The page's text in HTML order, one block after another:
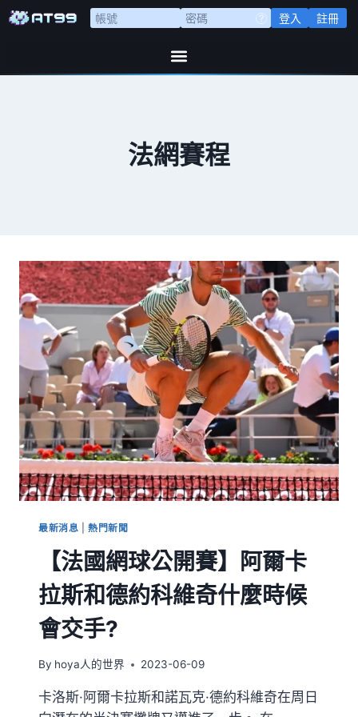
登入 註冊
法網賽程
最新消息 |熱門新聞
【法國網球公開賽】阿爾卡
拉斯和德約科維奇什麼時候
會交手?
By hoya人的世界 2023-06-09
卡洛斯·阿爾卡拉斯和諾瓦克·德約科維奇在周日